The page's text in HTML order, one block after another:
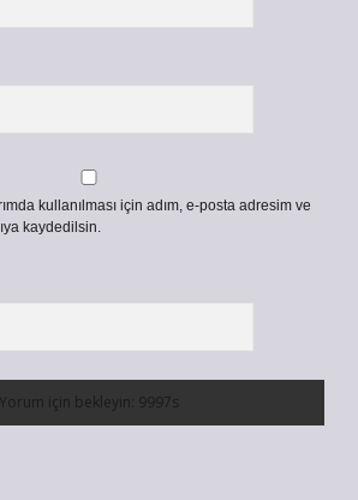
kullanılması için adım, e-posta adresim ve
kaydedilsin.